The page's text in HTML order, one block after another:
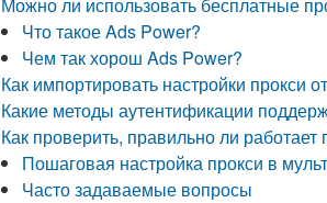
Что такое Ads Power?
Чем так хорош Ads Power?
Как импортировать настройки прокси
Какие методы аутентификации
Как проверить, правильно ли
Пошаговая настройка прокси в
Часто задаваемые вопросы